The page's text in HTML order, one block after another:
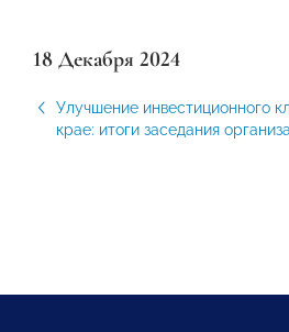
18 Декабря 2024
Улучшение инвестиционного
крае: итоги заседания